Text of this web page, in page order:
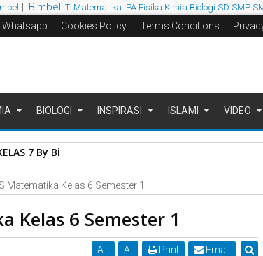
| Bimbel IT. Matematika IPA Fisika Kimia Biologi SD SMP
Whatsapp Cookies Policy Terms Conditions
BIOLOGI INSPIRASI ISLAMI VIDEO
7 By Bimbel Jakarta Timur
Matematika Kelas 6 Semester 1
Kelas 6 Semester 1
A+ A- Print Email